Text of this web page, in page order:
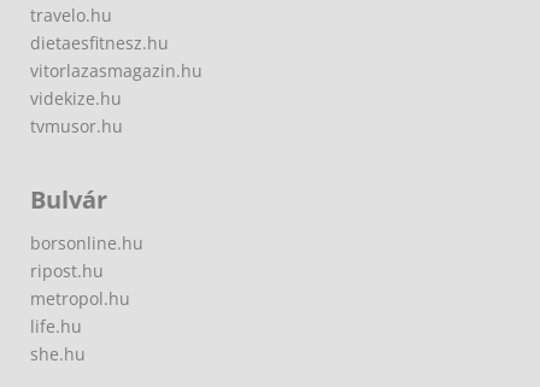
travelo.hu
dietaesfitnesz.hu
vitorlazasmagazin.hu
videkize.hu
tvmusor.hu
Bulvár
borsonline.hu
ripost.hu
metropol.hu
life.hu
she.hu